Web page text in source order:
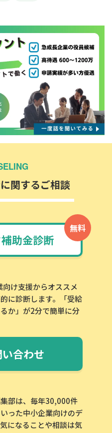
関するご相談
無料
助金診断
け支援からオススメ
に診断します。「受給
か」が2分で簡単に分
合わせ
集部は、毎年30,000件
った中小企業向けのデ
になることや相談は気